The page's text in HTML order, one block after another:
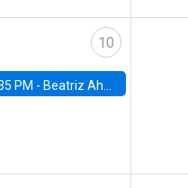
10
PM - Beatriz Ahumada, PhD candidate, Universidad de Pittsburgh